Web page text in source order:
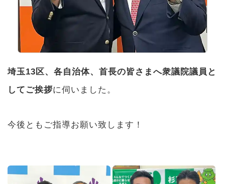
埼玉13区、各自治体、首長の皆さまへ衆議院議員と
してご挨拶に伺いました。
今後ともご指導お願い致します！